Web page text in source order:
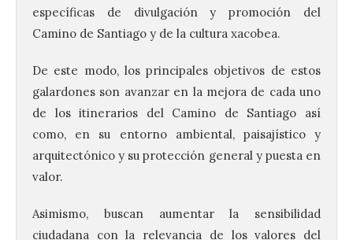
específicas de divulgación y promoción del
Camino de Santiago y de la cultura xacobea.
De este modo, los principales objetivos de estos
galardones son avanzar en la mejora de cada uno
de los itinerarios del Camino de Santiago así
como, en su entorno ambiental, paisajístico y
arquitectónico y su protección general y puesta en
valor.
Asimismo, buscan aumentar la sensibilidad
ciudadana con la relevancia de los valores del